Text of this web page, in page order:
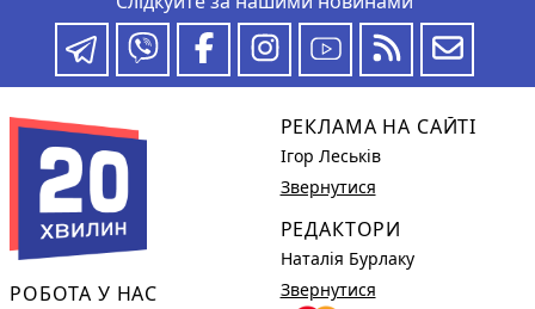
РОБОТА У НАС
РЕКЛАМА НА САЙТІ
Ігор Леськів
Звернутися
РЕДАКТОРИ
Наталія Бурлаку
Звернутися